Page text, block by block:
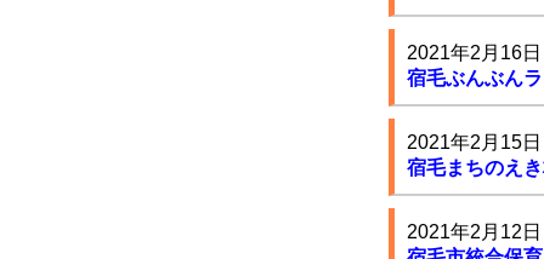
2021年2月16日
宿毛ぶんぶん
2021年2月15日
宿毛まちのえ
2021年2月12日